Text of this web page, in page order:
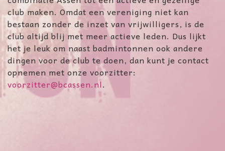
club maken. Omdat een vereniging niet kan
bestaan zonder de inzet van vrijwilligers, is de
club altijd blij met meer actieve leden. Dus lijkt
het je leuk om naast badmintonnen ook andere
dingen voor de club te doen, dan kunt je contact
opnemen met onze voorzitter:
voorzitter@bcassen.nl.